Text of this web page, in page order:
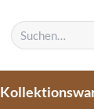
Suchen
nach: